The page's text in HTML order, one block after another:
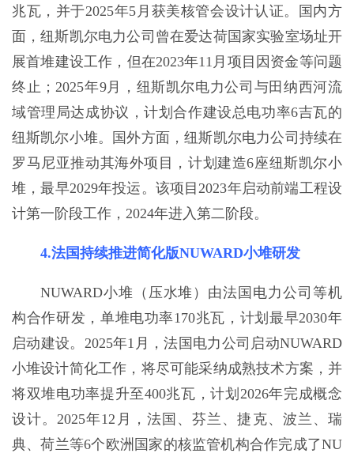
兆瓦，并于2025年5月获美核管会设计认证。国内方
面，纽斯凯尔电力公司曾在爱达荷国家实验室场址开
展首堆建设工作，但在2023年11月项目因资金等问题
终止；2025年9月，纽斯凯尔电力公司与田纳西河流
域管理局达成协议，计划合作建设总电功率6吉瓦的
纽斯凯尔小堆。国外方面，纽斯凯尔电力公司持续在
罗马尼亚推动其海外项目，计划建造6座纽斯凯尔小
堆，最早2029年投运。该项目2023年启动前端工程设
计第一阶段工作，2024年进入第二阶段。
4.法国持续推进简化版NUWARD小堆研发
NUWARD小堆（压水堆）由法国电力公司等机
构合作研发，单堆电功率170兆瓦，计划最早2030年
启动建设。2025年1月，法国电力公司启动NUWARD
小堆设计简化工作，将尽可能采纳成熟技术方案，并
将双堆电功率提升至400兆瓦，计划2026年完成概念
设计。2025年12月，法国、芬兰、捷克、波兰、瑞
典、荷兰等6个欧洲国家的核监管机构合作完成了NU